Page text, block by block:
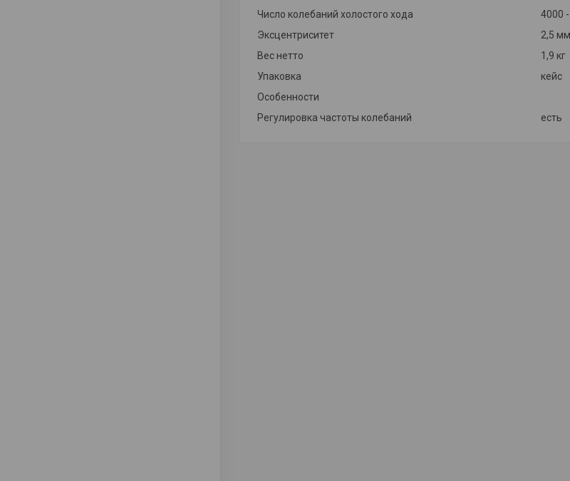
Число колебаний холостого хода
4000
Эксцентриситет
2,5 мм
Вес нетто
1,9 кг
Упаковка
кейс
Особенности
Регулировка частоты колебаний
есть